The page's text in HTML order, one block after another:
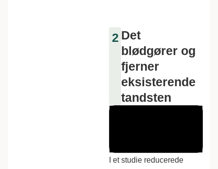
2 Det
blødgører og
fjerner
eksisterende
tandsten
I et studie reducerede